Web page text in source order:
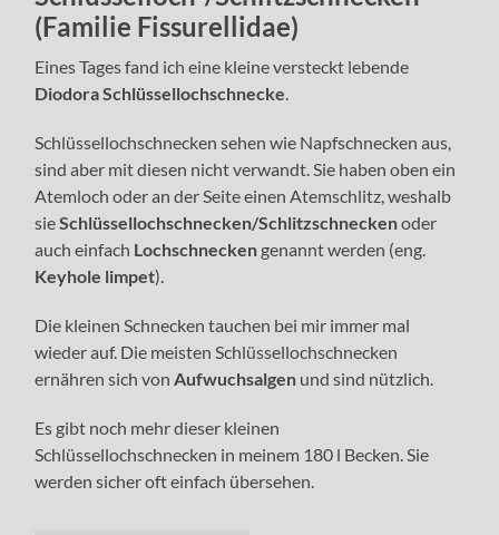
(Familie Fissurellidae)
Eines Tages fand ich eine kleine versteckt lebende
Diodora Schlüssellochschnecke.
Schlüssellochschnecken sehen wie Napfschnecken aus,
sind aber mit diesen nicht verwandt. Sie haben oben ein
Atemloch oder an der Seite einen Atemschlitz, weshalb
sieSchlüssellochschnecken/Schlitzschneckenoder
auch einfach Lochschnecken genannt werden (eng.
Keyhole limpet).
Die kleinen Schnecken tauchen bei mir immer mal
wieder auf. Die meisten Schlüssellochschnecken
ernähren sich von Aufwuchsalgen und sind nützlich.
Es gibt noch mehr dieser kleinen
Schlüssellochschnecken in meinem 180 l Becken. Sie
werden sicher oft einfach übersehen.